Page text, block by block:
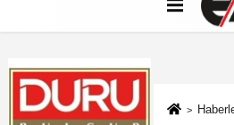
Künye